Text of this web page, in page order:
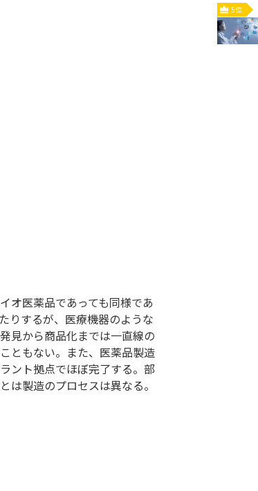
オ医薬品であっても同様であ
りするが、医療機器のような
見から商品化までは一直線の
ともない。また、医薬品製造
ント拠点でほぼ完了する。部
製造のプロセスは異なる。
5位